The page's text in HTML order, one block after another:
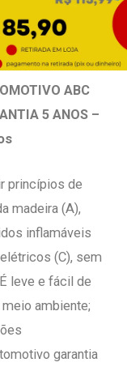
ABC
5 ANOS –
princípios de
madeira (A),
inflamáveis
(C), sem
leve e fácil de
ambiente;
garantia